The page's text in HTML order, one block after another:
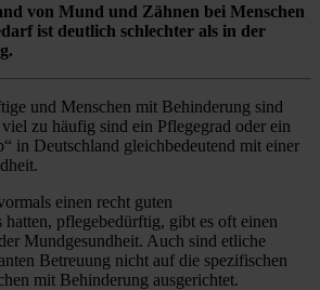
von Mund und Zähnen bei Menschen
ist deutlich schlechter als in der
und Menschen mit Behinderung sind
zu häufig sind ein Pflegegrad oder ein
in Deutschland gleichbedeutend mit einer
einen recht guten
hatten, pflegebedürftig, gibt es oft einen
Mundgesundheit. Auch sind etliche
Betreuung nicht auf die spezifischen
mit Behinderung ausgerichtet.